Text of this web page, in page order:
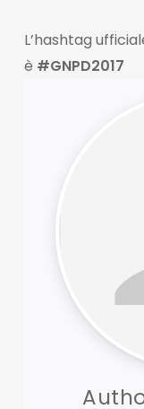
L’hashtag
è #GNPD2017